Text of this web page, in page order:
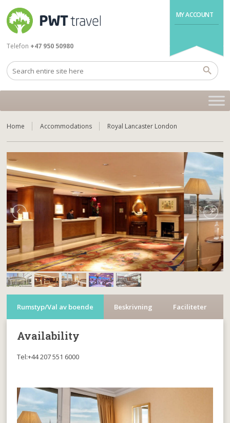
MY ACCOUNT
Telefon +47 950 50980
Home Accommodations Royal Lancaster London
Rumstyp/Val av boende Beskrivning Faciliteter
Availability
Tel:+44 207 551 6000